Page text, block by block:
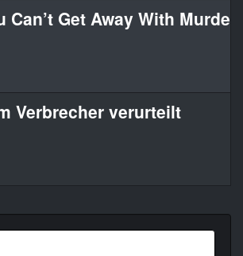
Can’t Get Away With Murder
Verbrecher verurteilt